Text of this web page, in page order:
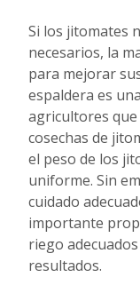
Si los jitomates
necesarios, la
para mejorar
espaldera es
agricultores que
cosechas de
el peso de los
uniforme. Sin
cuidado
importante
riego
resultados.